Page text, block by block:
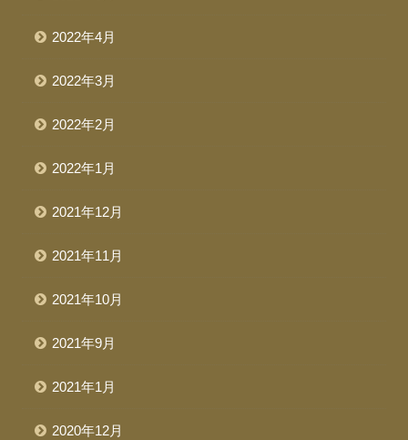
2022年4月
2022年3月
2022年2月
2022年1月
2021年12月
2021年11月
2021年10月
2021年9月
2021年1月
2020年12月